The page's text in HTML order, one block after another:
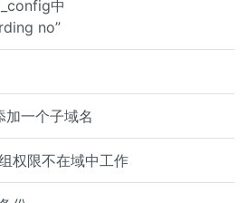
中
no”
一个子域名
权限不在域中工作